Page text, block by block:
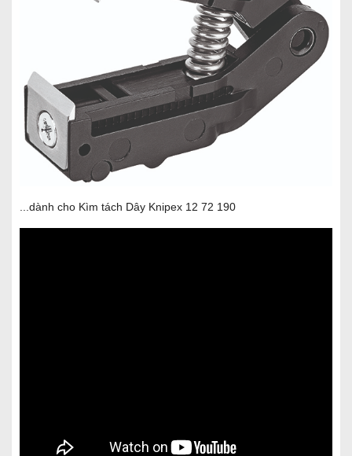
...dành cho Kìm tách Dây Knipex 12 72 190